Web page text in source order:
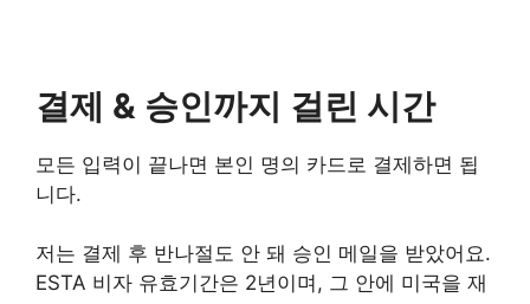
결제 & 승인까지 걸린 시간
모든 입력이 끝나면 본인 명의 카드로 결제하면 됩
니다.
저는 결제 후 반나절도 안 돼 승인 메일을 받았어요.
ESTA 비자 유효기간은 2년이며, 그 안에 미국을 재